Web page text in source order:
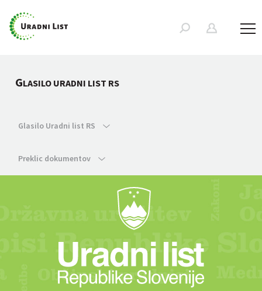
GLASILO URADNI LIST RS
Glasilo Uradni list RS
Preklic dokumentov